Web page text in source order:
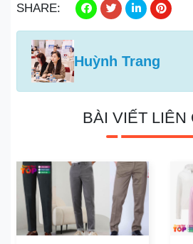
SHARE:
Huỳnh Trang
BÀI VIẾT LIÊN